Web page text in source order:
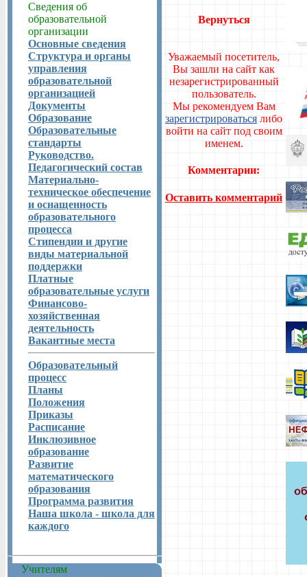
Сведения об
образовательной
организации
Основные сведения
Структура и органы
управления
образовательной
организацией
Документы
Образование
Образовательные
стандарты
Руководство.
Педагогический состав
Материально-
техническое обеспечение
и оснащенность
образовательного
процесса
Стипендии и другие
виды материальной
поддержки
Платные
образовательные услуги
Финансово-
хозяйственная
деятельность
Вакантные места
Образовательный
процесс
Планы
Положения
Приказы
Расписание
Инклюзивное
образование
Развитие
математического
образования
Программа развития
Наша школа - школа для
каждого
Учителям
Вернуться
Уважаемый посетитель,
Вы зашли на сайт как
незарегистрированный
пользователь.
Мы рекомендуем Вам
зарегистрироваться либо
войти на сайт под своим
именем.
Комментарии:
Оставить комментарий